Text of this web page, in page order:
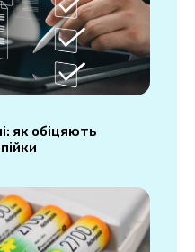
як обіцяють